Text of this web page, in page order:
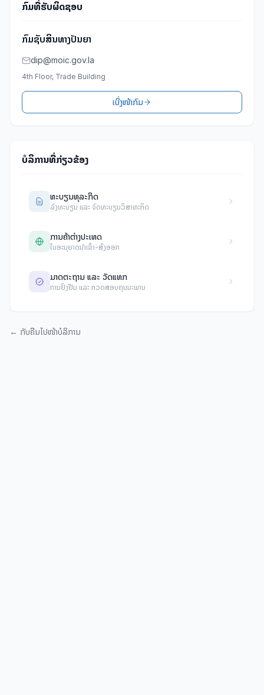
ກົມທີ່ຮັບຜິດຊອບ
ກົມຊັບສິນທາງປັນຍາ
dip@moic.gov.la
4th Floor, Trade Building
ເບິ່ງໜ້າກົມ
ບໍລິການທີ່ກ່ຽວຂ້ອງ
ທະບຽນທຸລະກິດ
ລົງທະບຽນ ແລະ ຈົດທະບຽນວິສາຫະກິດ
ການຄ້າຕ່າງປະເທດ
ໃບອະນຸຍາດນໍາເຂົ້າ-ສົ່ງອອກ
ມາດຕະຖານ ແລະ ວັດແທກ
ການຢັ້ງຢືນ ແລະ ກວດສອບຄຸນນະພາບ
← ກັບຄືນໄປໜ້າບໍລິການ